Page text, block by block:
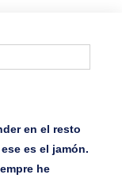
en el resto
es el jamón.
he